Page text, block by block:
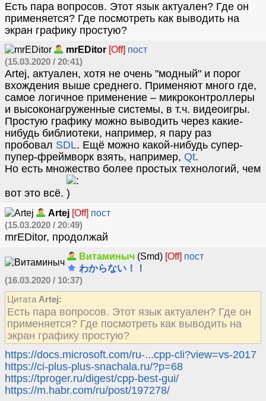
Есть пара вопросов. Этот язык актуален? Где он
применяется? Где посмотреть как выводить на
экран графику простую?
mrEDitor [Off] пост
(15.03.2020 / 20:41)
Artej, актуален, хотя не очень "модный" и порог
вхождения выше среднего. Применяют много где,
самое логичное применение – микроконтроллеры
и высоконагруженные системы, в т.ч. видеоигры.
Простую графику можно выводить через какие-
нибудь библиотеки, например, я пару раз
пробовал SDL. Ещё можно какой-нибудь супер-
пупер-фреймворк взять, например, Qt.
Но есть множество более простых технологий, чем
вот это всё.
Artej [Off] пост
(15.03.2020 / 20:49)
mrEDitor, продолжай
Витаминыч (Smd) [Off] пост
わからない！！
(16.03.2020 / 10:37)
Цитата Artej:
Есть пара вопросов. Этот язык актуален? Где он
применяется? Где посмотреть как выводить на
экран графику простую?
https://docs.microsoft.com/ru-...cpp-cli?view=vs-2017
https://ci-plus-plus-snachala.ru/?p=68
https://tproger.ru/digest/cpp-best-gui/
https://m.habr.com/ru/post/197278/